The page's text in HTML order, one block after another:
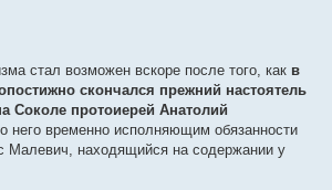
стал возможен вскоре после того, как в
скончался прежний настоятель
Соколе протоиерей Анатолий
него временно исполняющим обязанности
Малевич, находящийся на содержании у